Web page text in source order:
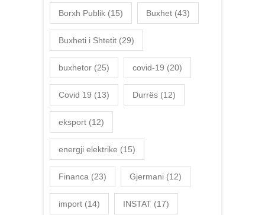
Borxh Publik (15) Buxhet (43)
Buxheti i Shtetit (29)
buxhetor (25) covid-19 (20)
Covid 19 (13) Durrës (12)
eksport (12)
energji elektrike (15)
Financa (23) Gjermani (12)
import (14) INSTAT (17)